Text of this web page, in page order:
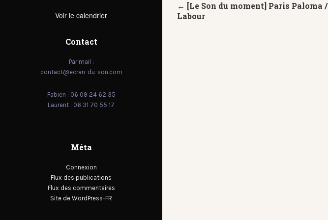
Voir le calendrier
Contact
Par mail :
contact@ecran-du-son.com
Fabien : 06 09 24 62 35
Laurent : 06 31 70 55 17
Méta
Connexion
Flux des publications
Flux des commentaires
Site de WordPress-FR
← [Le Son du moment] Paris Paloma /
Labour